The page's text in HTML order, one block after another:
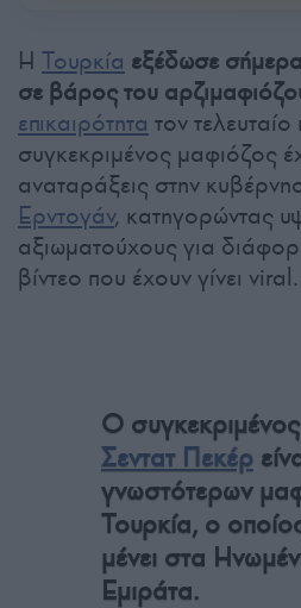
Η Τουρκία εξέδωσε
σε βάρος του
επικαιρότητα τον
συγκεκριμένος μαφιόζος
αναταράξεις στην
Ερντογάν, κατηγορώντας
αξιωματούχους για
βίντεο που έχουν γίνει viral.
Ο
Σεντατ Πεκέρ
γνωστότερων
Τουρκία, ο
μένει στα
Εμιράτα.